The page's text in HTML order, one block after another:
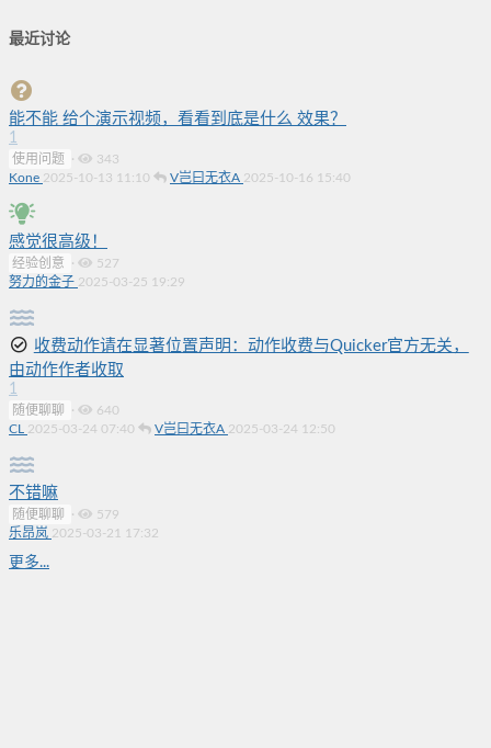
最近讨论
能不能 给个演示视频，看看到底是什么 效果？
1
使用问题 ·
343
Kone 2025-10-13 11:10 V岂曰无衣A 2025-10-16 15:40
感觉很高级！
经验创意 ·
527
努力的金子 2025-03-25 19:29
收费动作请在显著位置声明：动作收费与Quicker官方无关，
由动作作者收取
1
随便聊聊 ·
640
CL 2025-03-24 07:40 V岂曰无衣A 2025-03-24 12:50
不错嘛
随便聊聊 ·
579
乐昂岚 2025-03-21 17:32
更多...